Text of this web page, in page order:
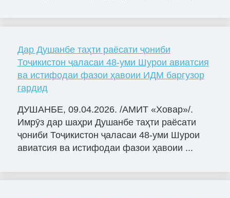
Дар Душанбе таҳти раёсати ҷониби
Тоҷикистон ҷаласаи 48-уми Шурои авиатсия
ва истифодаи фазои ҳавоии ИДМ баргузор
гардид
ДУШАНБЕ, 09.04.2026. /АМИТ «Ховар»/.
Имрӯз дар шаҳри Душанбе таҳти раёсати
ҷониби Тоҷикистон ҷаласаи 48-уми Шурои
авиатсия ва истифодаи фазои ҳавоии ...